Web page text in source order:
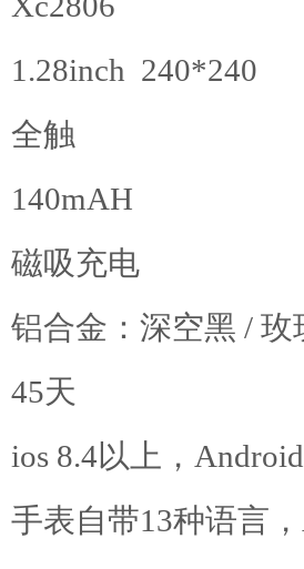
1.28inch 240*240
全触
140mAH
磁吸充电
铝合金：深空黑 / 玫
45天
ios 8.4以上 ，
手表自带13种语言